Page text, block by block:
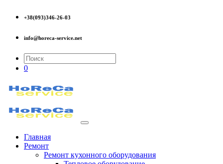
+38(093)346-26-03
info@horeca-service.net
0
Главная
Ремонт
Ремонт кухонного оборудования